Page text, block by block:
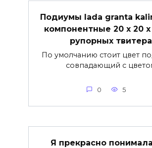
Подиумы lada granta
компонентные 20 х 20 х
рупорных твитера
По умолчанию стоит цвет
совпадающий с
0 5
Я прекрасно